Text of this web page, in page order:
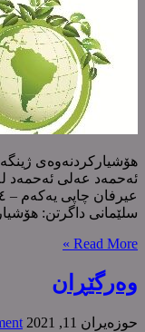
هۆشیارکردنەوەی
ئەحمەد عەلی ئەحمەد
سلێمانی داگرتن:
Read More »
وەرگێڕان
حوزه‌یران 11, 2021